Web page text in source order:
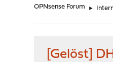
OPNsense Forum ►
[Gelöst]